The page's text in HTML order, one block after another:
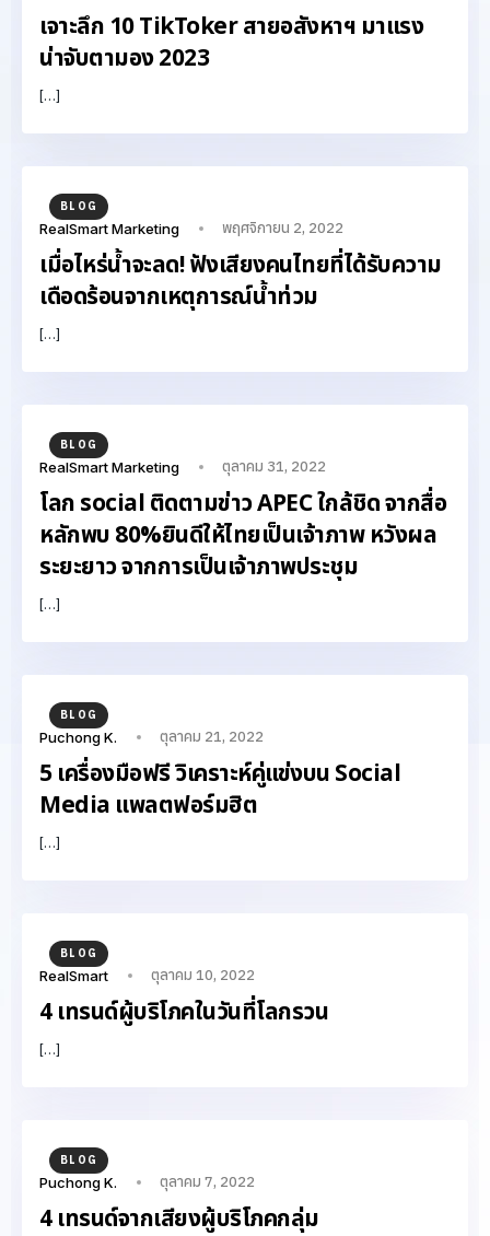
เจาะลึก 10 TikToker สายอสังหาฯ มาแรง
น่าจับตามอง 2023
[…]
BLOG
RealSmart Marketing พฤศจิกายน 2, 2022
เมื่อไหร่น้ำจะลด! ฟังเสียงคนไทยที่ได้รับความ
เดือดร้อนจากเหตุการณ์น้ำท่วม
[…]
BLOG
RealSmart Marketing ตุลาคม 31, 2022
โลก social ติดตามข่าว APEC ใกล้ชิด จากสื่อ
หลักพบ 80%ยินดีให้ไทยเป็นเจ้าภาพ หวังผล
ระยะยาว จากการเป็นเจ้าภาพประชุม
[…]
BLOG
Puchong K. ตุลาคม 21, 2022
5 เครื่องมือฟรี วิเคราะห์คู่แข่งบน Social
Media แพลตฟอร์มฮิต
[…]
BLOG
RealSmart ตุลาคม 10, 2022
4 เทรนด์ผู้บริโภคในวันที่โลกรวน
[…]
BLOG
Puchong K. ตุลาคม 7, 2022
4 เทรนด์จากเสียงผู้บริโภคกลุ่ม